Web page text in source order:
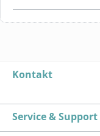
Kontakt
Service & Support